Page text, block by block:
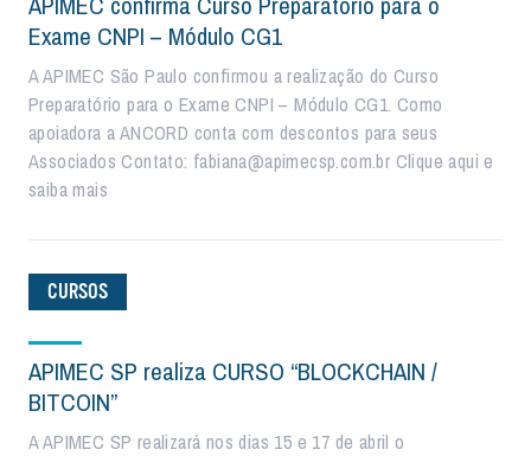
Exame CNPI – Módulo CG1
A APIMEC São Paulo confirmou a realização do Curso
Preparatório para o Exame CNPI – Módulo CG1. Como
apoiadora a ANCORD conta com descontos para seus
Associados Contato: fabiana@apimecsp.com.br Clique aqui e
saiba mais
CURSOS
APIMEC SP realiza CURSO “BLOCKCHAIN /
BITCOIN”
A APIMEC SP realizará nos dias 15 e 17 de abril o